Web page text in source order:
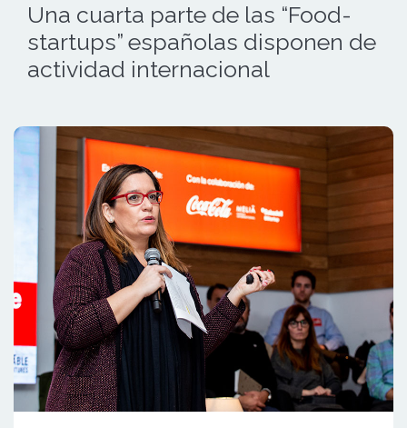
Una cuarta parte de las “Food-
startups” españolas disponen de
actividad internacional